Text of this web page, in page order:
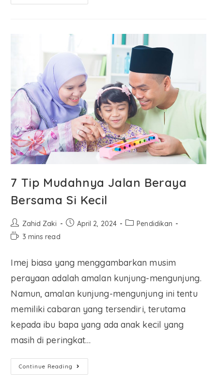
7 Tip Mudahnya Jalan Beraya
Bersama Si Kecil
Zahid Zaki April 2, 2024
Pendidikan
3 mins read
Imej biasa yang menggambarkan musim
perayaan adalah amalan kunjung-mengunjung.
Namun, amalan kunjung-mengunjung ini tentu
memiliki cabaran yang tersendiri, terutama
kepada ibu bapa yang ada anak kecil yang
masih di peringkat…
Continue Reading